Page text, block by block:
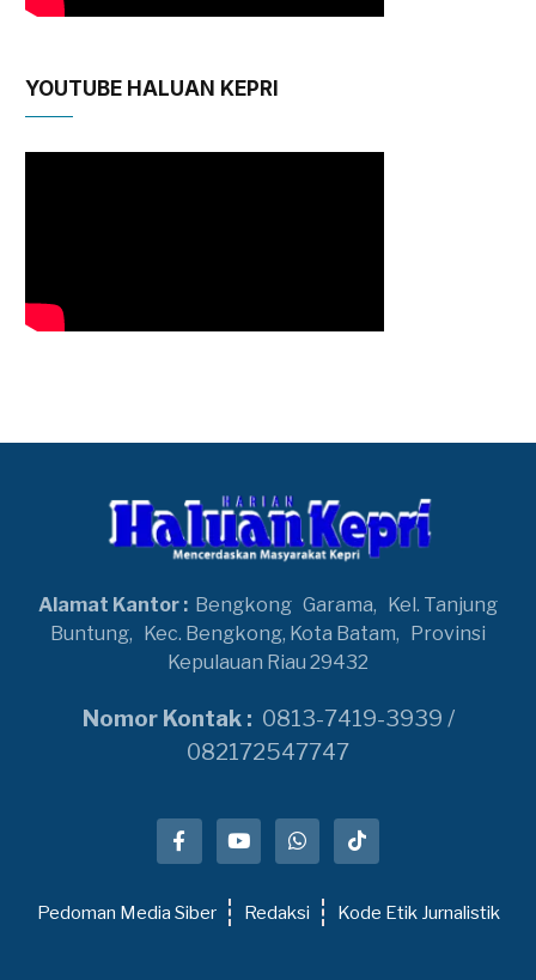
YOUTUBE HALUAN KEPRI
Alamat Kantor : Bengkong Garama,
Kel. Tanjung
Buntung,
Kec. Bengkong, Kota Batam,
Provinsi
Kepulauan Riau 29432
Nomor Kontak : 0813-7419-3939 /
082172547747
Pedoman Media Siber Redaksi Kode Etik Jurnalistik